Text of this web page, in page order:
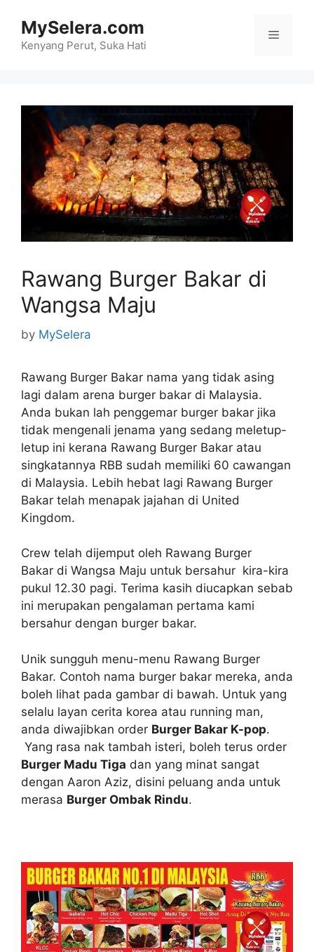
content
MySelera.com
Kenyang Perut, Suka Hati
Menu
Rawang Burger Bakar di
Wangsa Maju
by MySelera
Rawang Burger Bakar nama yang tidak asing
lagi dalam arena burger bakar di Malaysia.
Anda bukan lah penggemar burger bakar jika
tidak mengenali jenama yang sedang meletup-
letup ini kerana Rawang Burger Bakar atau
singkatannya RBB sudah memiliki 60 cawangan
di Malaysia. Lebih hebat lagi Rawang Burger
Bakar telah menapak jajahan di United
Kingdom.
Crew telah dijemput oleh Rawang Burger
Bakar di Wangsa Maju untuk bersahur kira-kira
pukul 12.30 pagi. Terima kasih diucapkan sebab
ini merupakan pengalaman pertama kami
bersahur dengan burger bakar.
Unik sungguh menu-menu Rawang Burger
Bakar. Contoh nama burger bakar mereka, anda
boleh lihat pada gambar di bawah. Untuk yang
selalu layan cerita korea atau running man,
anda diwajibkan order Burger Bakar K-pop.
Yang rasa nak tambah isteri, boleh terus order
Burger Madu Tiga dan yang minat sangat
dengan Aaron Aziz, disini peluang anda untuk
merasa Burger Ombak Rindu.